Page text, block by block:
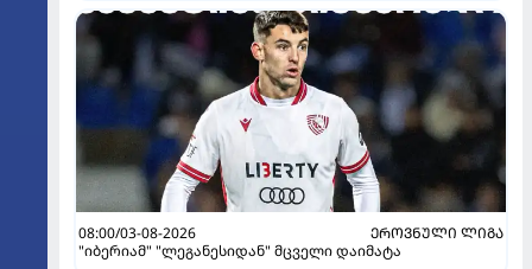
08:00/03-08-2026
ᲔᲠᲝᲕᲜᲣᲚᲘ ᲚᲘᲒᲐ
"იბერიამ" "ლეგანესიდან" მცველი დაიმატა